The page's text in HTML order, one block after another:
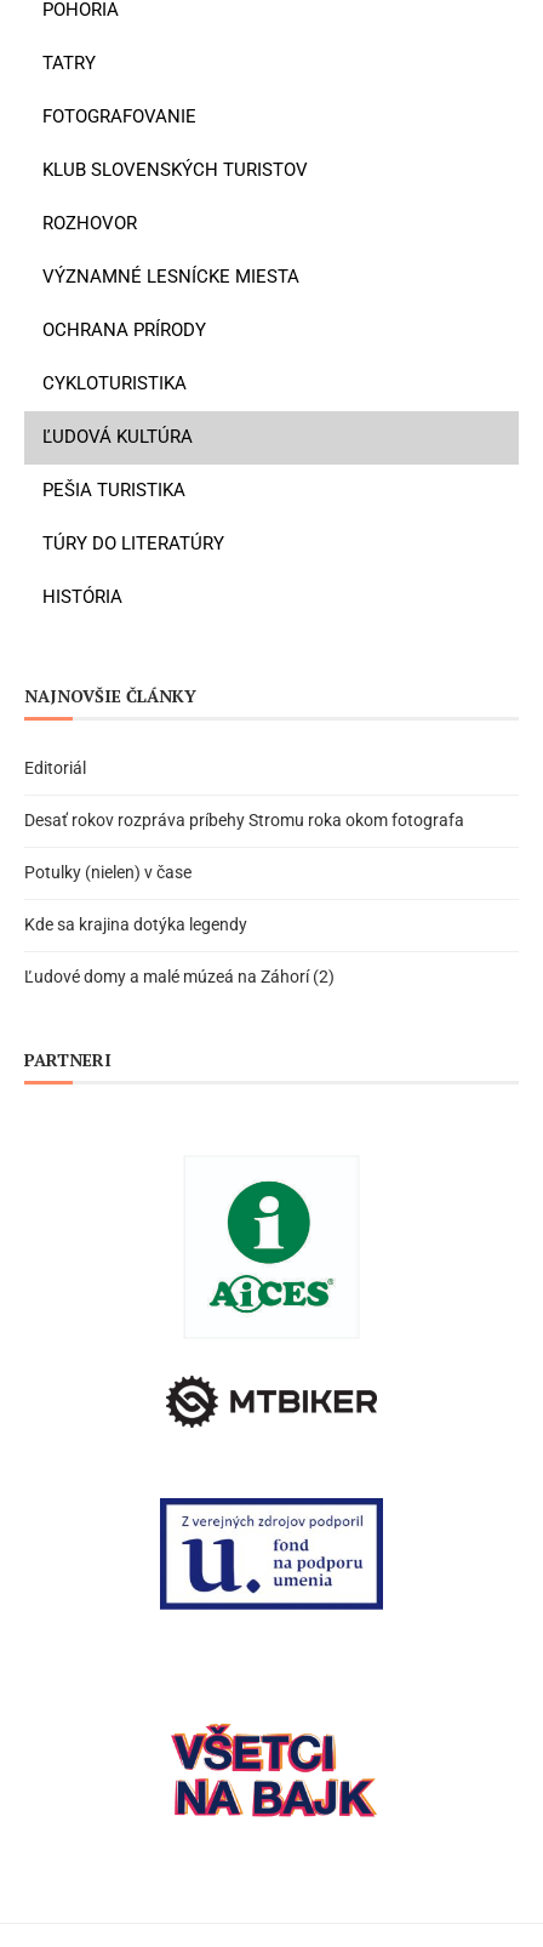
POHORIA
TATRY
FOTOGRAFOVANIE
KLUB SLOVENSKÝCH TURISTOV
ROZHOVOR
VÝZNAMNÉ LESNÍCKE MIESTA
OCHRANA PRÍRODY
CYKLOTURISTIKA
ĽUDOVÁ KULTÚRA
PEŠIA TURISTIKA
TÚRY DO LITERATÚRY
HISTÓRIA
NAJNOVŠIE ČLÁNKY
Editoriál
Desať rokov rozpráva príbehy Stromu roka okom fotografa
Potulky (nielen) v čase
Kde sa krajina dotýka legendy
Ľudové domy a malé múzeá na Záhorí (2)
PARTNERI